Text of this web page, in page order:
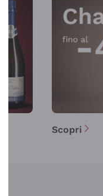
Scopri
offerte personalizzate